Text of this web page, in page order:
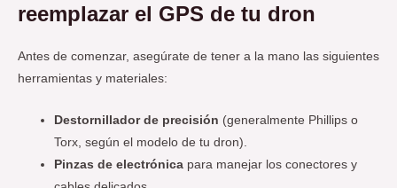
reemplazar el GPS de tu dron
Antes de comenzar, asegúrate de tener a la mano las siguientes
herramientas y materiales:
Destornillador de precisión (generalmente Phillips o
Torx, según el modelo de tu dron).
Pinzas de electrónica para manejar los conectores y